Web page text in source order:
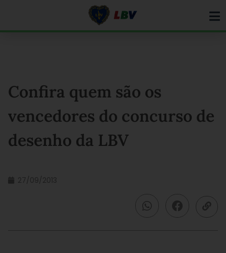
Confira quem são os
vencedores do concurso de
desenho da LBV
27/09/2013